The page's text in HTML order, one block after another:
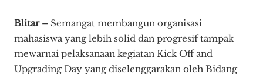
Blitar – Semangat membangun organisasi
mahasiswa yang lebih solid dan progresif tampak
mewarnai pelaksanaan kegiatan Kick Off and
Upgrading Day yang diselenggarakan oleh Bidang